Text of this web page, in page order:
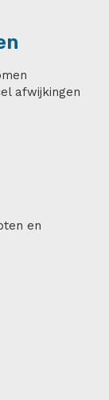
afwijkingen
en